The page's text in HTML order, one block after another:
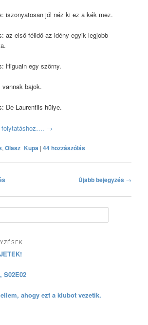
iszonyatosan jól néz ki ez a kék mez.
az első félidő az idény egyik legjobb
Higuain egy szörny.
bajok.
De Laurentiis hülye.
folytatáshoz…. →
,Olasz_Kupa |44 hozzászólás
Újabb bejegyzés →
S02E02
ahogy ezt a klubot vezetik.